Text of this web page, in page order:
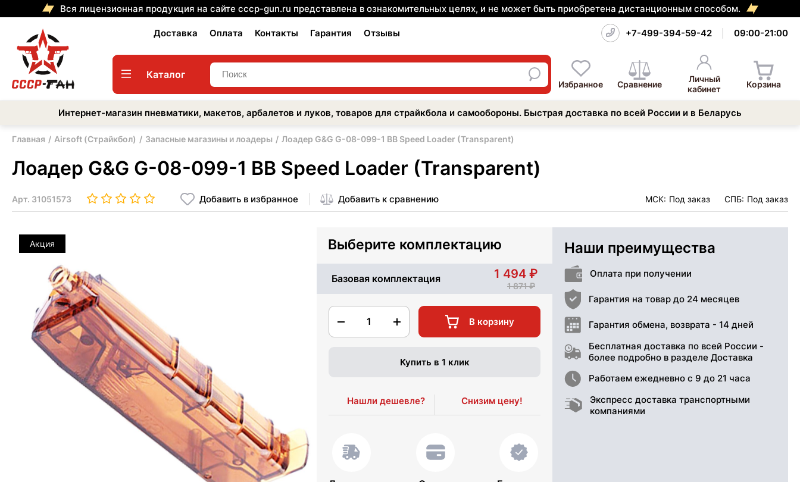
Вся лицензионная продукция на сайте cccp-gun.ru представлена в ознакомительных целях, и не может быть приобретена дистанционным способом.
Доставка Оплата Контакты Гарантия Отзывы +7-499-394-59-42 09:00-21:00
Каталог
Избранное Сравнение
Личный
кабинет
Корзина
Интернет-магазин пневматики, макетов, арбалетов и луков, товаров для страйкбола и самообороны. Быстрая доставка по всей России и в Беларусь
Главная Airsoft (Страйкбол) Запасные магазины и лоадеры Лоадер G&G G-08-099-1 BB Speed Loader (Transparent)
Лоадер G&G G-08-099-1 BB Speed Loader (Transparent)
Арт. 31051573 Добавить в избранное Добавить к сравнению МСК: Под заказ СПБ: Под заказ
Акция Выберите комплектацию
Базовая комплектация 1 494
1 871
1 В корзину
Купить в 1 клик
Нашли дешевле? Снизим цену!
Наши преимущества
Оплата при получении
Гарантия на товар до 24 месяцев
Гарантия обмена, возврата - 14 дней
Бесплатная доставка по всей России -
более подробно в разделе Доставка
Работаем ежедневно с 9 до 21 часа
Экспресс доставка транспортными
компаниями